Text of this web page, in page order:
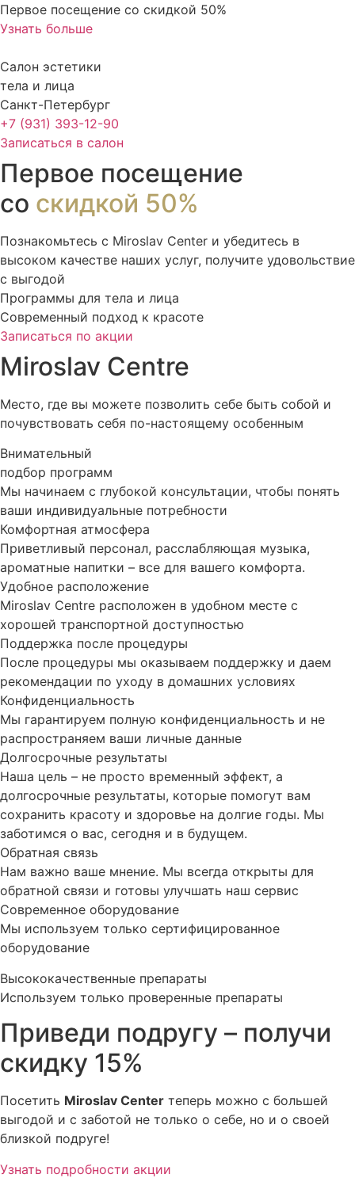
Перейти
к
Первое посещение со скидкой 50%
Узнать больше
Салон эстетики
тела и лица
Санкт-Петербург
+7 (931) 393-12-90
Записаться в салон
Первое посещение
со скидкой 50%
Познакомьтесь с Miroslav Сenter и убедитесь в
высоком качестве наших услуг, получите удовольствие
с выгодой
Программы для тела и лица
Современный подход к красоте
Записаться по акции
Miroslav Centre
Место, где вы можете позволить себе быть собой и
почувствовать себя по-настоящему особенным
Внимательный
подбор программ
Мы начинаем с глубокой консультации, чтобы понять
ваши индивидуальные потребности
Комфортная атмосфера
Приветливый персонал, расслабляющая музыка,
ароматные напитки – все для вашего комфорта.
Удобное расположение
Miroslav Centre расположен в удобном месте с
хорошей транспортной доступностью
Поддержка после процедуры
После процедуры мы оказываем поддержку и даем
рекомендации по уходу в домашних условиях
Конфиденциальность
Мы гарантируем полную конфиденциальность и не
распространяем ваши личные данные
Долгосрочные результаты
Наша цель – не просто временный эффект, а
долгосрочные результаты, которые помогут вам
сохранить красоту и здоровье на долгие годы. Мы
заботимся о вас, сегодня и в будущем.
Обратная связь
Нам важно ваше мнение. Мы всегда открыты для
обратной связи и готовы улучшать наш сервис
Современное оборудование
Мы используем только сертифицированное
оборудование
Высококачественные препараты
Используем только проверенные препараты
Приведи подругу – получи
скидку 15%
Посетить Miroslav Сenter теперь можно с большей
выгодой и с заботой не только о себе, но и о своей
близкой подруге!
Узнать подробности акции